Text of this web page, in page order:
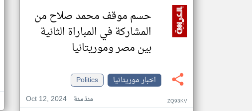
حسم موقف محمد صلاح من
المشاركة في المباراة الثانية
بين مصر وموريتانيا
اخبار موريتانيا
Politics
Oct 12, 2024
منذ سنة ZQ93KV